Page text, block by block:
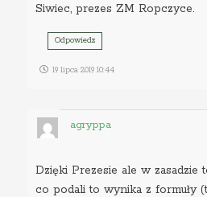
Siwiec, prezes ZM Ropczyce.
Odpowiedz
19 lipca 2019 10:44
agryppa
Dzięki Prezesie ale w
co podali to wynika z formuły